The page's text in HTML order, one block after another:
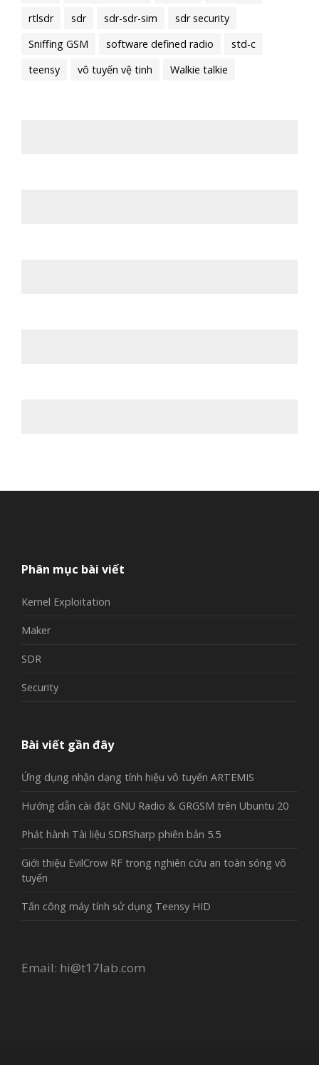
rtlsdr
sdr sdr-sdr-sim
sdr security
Sniffing GSM
software defined radio
std-c
teensy
vô tuyến vệ tinh Walkie talkie
Phân mục bài viết
Kernel Exploitation
Maker
SDR
Security
Bài viết gần đây
Ứng dụng nhận dạng tính hiệu vô tuyến ARTEMIS
Hướng dẫn cài đặt GNU Radio & GRGSM trên Ubuntu 20
Phát hành Tài liệu SDRSharp phiên bản 5.5
Giới thiệu EvilCrow RF trong nghiên cứu an toàn sóng vô
tuyến
Tấn công máy tính sử dụng Teensy HID
Email: hi@t17lab.com